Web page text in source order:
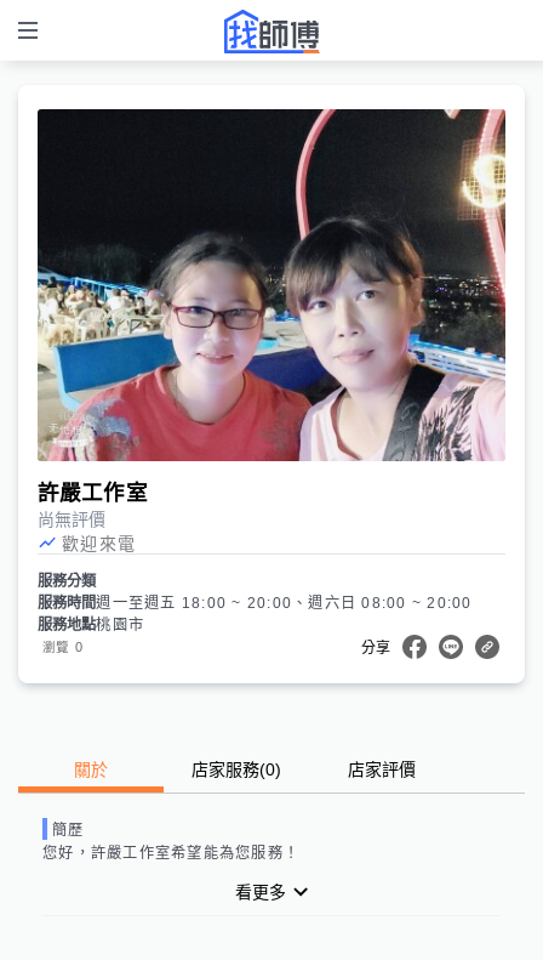
許嚴工作室
尚無評價
歡迎來電
服務分類
服務時間週一至週五 18:00 ~ 20:00、週六日 08:00 ~ 20:00
服務地點桃園市
瀏覽 0 分享
關於 店家服務(0) 店家評價
簡歷
您好， 許嚴工作室希望能為您服務！
看更多